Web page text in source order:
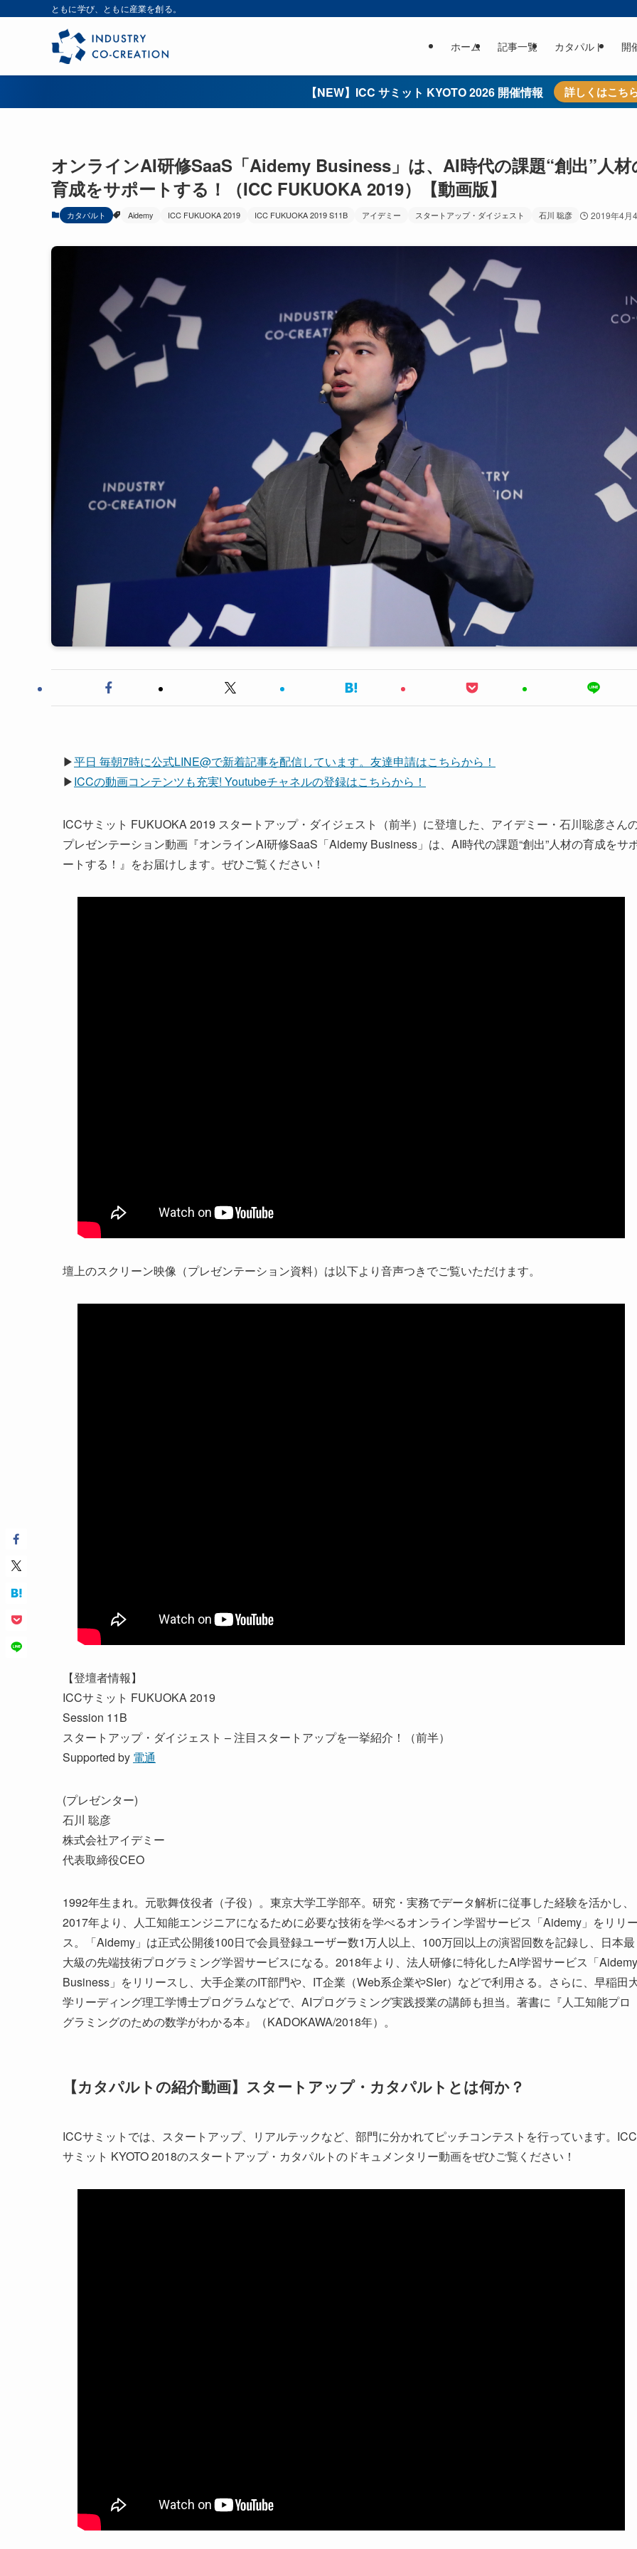
ともに学び、ともに産業を創る。
ホーム 記事一覧 カタパルト 開
【NEW】ICC サミット KYOTO 2026 開催情報 詳しくはこち
オンラインAI研修SaaS「Aidemy Business」は、AI時代の課題“創出”人材
育成をサポートする！（ICC FUKUOKA 2019）【動画版】
カタパルト Aidemy ICC FUKUOKA 2019 ICC FUKUOKA 2019 S11B アイデミー スタートアップ・ダイジェスト 石川 聡彦 2019年4月
▶平日 毎朝7時に公式LINE@で新着記事を配信しています。友達申請はこちらから！
▶ICCの動画コンテンツも充実! Youtubeチャネルの登録はこちらから！
ICCサミット FUKUOKA 2019 スタートアップ・ダイジェスト（前半）に登壇した、アイデミー・石川聡彦さん
プレゼンテーション動画『オンラインAI研修SaaS「Aidemy Business」は、AI時代の課題“創出”人材の育成をサ
ートする！』をお届けします。ぜひご覧ください！
壇上のスクリーン映像（プレゼンテーション資料）は以下より音声つきでご覧いただけます。
【登壇者情報】
ICCサミット FUKUOKA 2019
Session 11B
スタートアップ・ダイジェスト – 注目スタートアップを一挙紹介！（前半）
Supported by 電通
(プレゼンター)
石川 聡彦
株式会社アイデミー
代表取締役CEO
1992年生まれ。元歌舞伎役者（子役）。東京大学工学部卒。研究・実務でデータ解析に従事した経験を活かし、
2017年より、人工知能エンジニアになるために必要な技術を学べるオンライン学習サービス「Aidemy」をリリ
ス。「Aidemy」は正式公開後100日で会員登録ユーザー数1万人以上、100万回以上の演習回数を記録し、日本最
大級の先端技術プログラミング学習サービスになる。2018年より、法人研修に特化したAI学習サービス「Aidemy
Business」をリリースし、大手企業のIT部門や、IT企業（Web系企業やSIer）などで利用さる。さらに、早稲田
学リーディング理工学博士プログラムなどで、AIプログラミング実践授業の講師も担当。著書に『人工知能プロ
グラミングのための数学がわかる本』（KADOKAWA/2018年）。
【カタパルトの紹介動画】スタートアップ・カタパルトとは何か？
ICCサミットでは、スタートアップ、リアルテックなど、部門に分かれてピッチコンテストを行っています。ICC
サミット KYOTO 2018のスタートアップ・カタパルトのドキュメンタリー動画をぜひご覧ください！